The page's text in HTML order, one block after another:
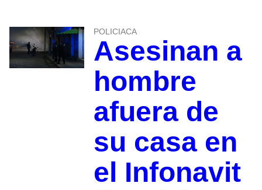
POLICIACA
Asesinan a
hombre
afuera de
su casa en
el Infonavit